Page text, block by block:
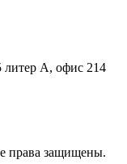
литер А, офис 214
права защищены.